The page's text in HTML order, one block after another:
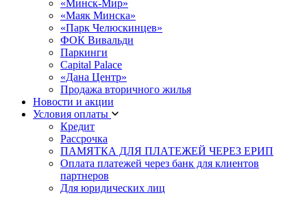
«Минск-Мир»
«Маяк Минска»
«Парк Челюскинцев»
ФОК Вивальди
Паркинги
Capital Palace
«Дана Центр»
Продажа вторичного жилья
Новости и акции
Условия оплаты
Кредит
Рассрочка
ПАМЯТКА ДЛЯ ПЛАТЕЖЕЙ ЧЕРЕЗ ЕРИП
Оплата платежей через банк для клиентов
партнеров
Для юридических лиц